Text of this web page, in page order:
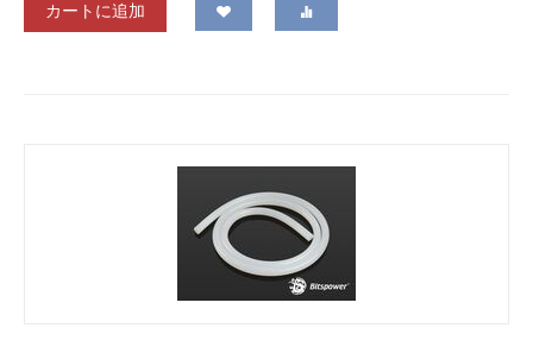
カートに追加